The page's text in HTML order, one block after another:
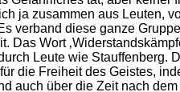
ja zusammen aus Leuten,
verband diese ganze
Das Wort
Leute wie Stauffenberg.
die Freiheit des Geistes,
auch über die Zeit nach dem